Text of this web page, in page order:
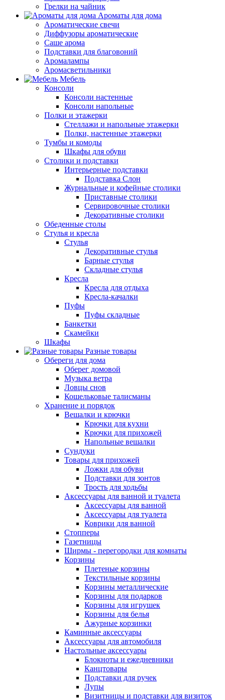
Грелки на чайник
Ароматы для дома
Ароматические свечи
Диффузоры ароматические
Саше арома
Подставки для благовоний
Аромалампы
Аромасветильники
Мебель
Консоли
Консоли настенные
Консоли напольные
Полки и этажерки
Стеллажи и напольные этажерки
Полки, настенные этажерки
Тумбы и комоды
Шкафы для обуви
Столики и подставки
Интерьерные подставки
Подставка Слон
Журнальные и кофейные столики
Приставные столики
Сервировочные столики
Декоративные столики
Обеденные столы
Стулья и кресла
Стулья
Декоративные стулья
Барные стулья
Складные стулья
Кресла
Кресла для отдыха
Кресла-качалки
Пуфы
Пуфы складные
Банкетки
Скамейки
Шкафы
Разные товары
Обереги для дома
Оберег домовой
Музыка ветра
Ловцы снов
Кошельковые талисманы
Хранение и порядок
Вешалки и крючки
Крючки для кухни
Крючки для прихожей
Напольные вешалки
Сундуки
Товары для прихожей
Ложки для обуви
Подставки для зонтов
Трость для ходьбы
Аксессуары для ванной и туалета
Аксессуары для ванной
Аксессуары для туалета
Коврики для ванной
Стопперы
Газетницы
Ширмы - перегородки для комнаты
Корзины
Плетеные корзины
Текстильные корзины
Корзины металлические
Корзины для подарков
Корзины для игрушек
Корзины для белья
Ажурные корзинки
Каминные аксессуары
Аксессуары для автомобиля
Настольные аксессуары
Блокноты и ежедневники
Канцтовары
Подставки для ручек
Лупы
Визитницы и подставки для визиток